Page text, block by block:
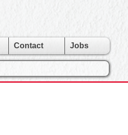
Contact Jobs